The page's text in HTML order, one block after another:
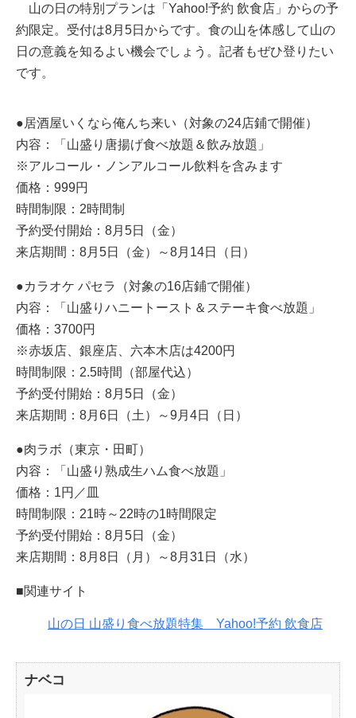
山の日の特別プランは「Yahoo!予約 飲食店」からの予
約限定。受付は8月5日からです。食の山を体感して山の
日の意義を知るよい機会でしょう。記者もぜひ登りたい
です。
●居酒屋いくなら俺んち来い（対象の24店鋪で開催）
内容：「山盛り唐揚げ食べ放題＆飲み放題」
※アルコール・ノンアルコール飲料を含みます
価格：999円
時間制限：2時間制
予約受付開始：8月5日（金）
来店期間：8月5日（金）～8月14日（日）
●カラオケ パセラ（対象の16店鋪で開催）
内容：「山盛りハニートースト＆ステーキ食べ放題」
価格：3700円
※赤坂店、銀座店、六本木店は4200円
時間制限：2.5時間（部屋代込）
予約受付開始：8月5日（金）
来店期間：8月6日（土）～9月4日（日）
●肉ラボ（東京・田町）
内容：「山盛り熟成生ハム食べ放題」
価格：1円／皿
時間制限：21時～22時の1時間限定
予約受付開始：8月5日（金）
来店期間：8月8日（月）～8月31日（水）
■関連サイト
山の日 山盛り食べ放題特集 Yahoo!予約 飲食店
ナベコ